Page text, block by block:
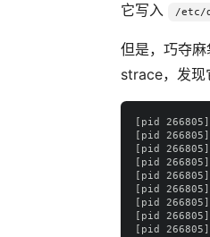
它写入
/etc/
但是，巧夺
strace，发现
[pid
[pid
[pid
[pid
[pid
[pid
[pid
[pid
[pid